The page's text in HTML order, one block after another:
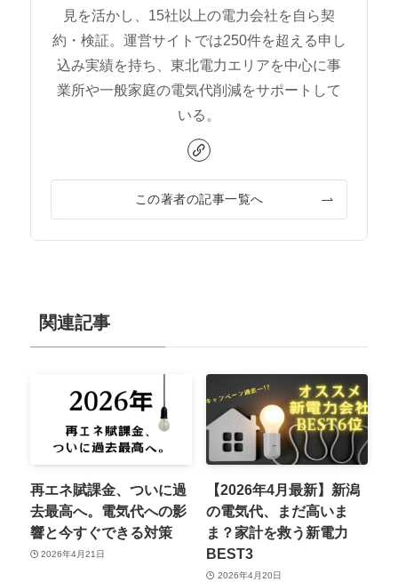
見を活かし、15社以上の電力会社を自ら契
約・検証。運営サイトでは250件を超える申し
込み実績を持ち、東北電力エリアを中心に事
業所や一般家庭の電気代削減をサポートして
いる。
この著者の記事一覧へ
関連記事
再エネ賦課金、ついに過
去最高へ。電気代への影
響と今すぐできる対策
2026年4月21日
【2026年4月最新】新潟
の電気代、まだ高いま
ま？家計を救う新電力
BEST3
2026年4月20日